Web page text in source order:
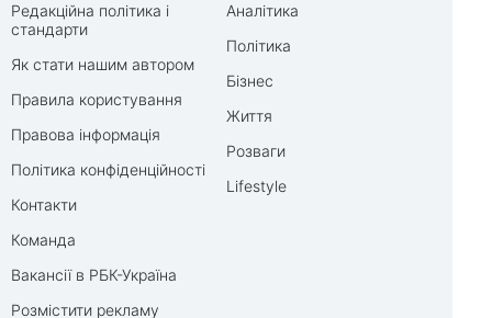
Редакційна політика і
стандарти
Як стати нашим автором
Правила користування
Правова інформація
Політика конфіденційності
Контакти
Команда
Вакансії в РБК-Україна
Розмістити рекламу
Аналітика
Політика
Бізнес
Життя
Розваги
Lifestyle